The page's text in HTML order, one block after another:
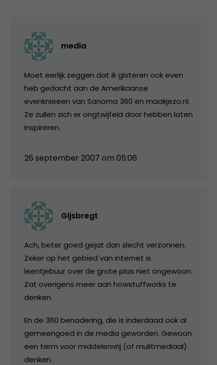
media
Moet eerlijk zeggen dat ik gisteren ook even
heb gedacht aan de Amerikaanse
evenknieeen van Sanoma 360 en maakjezo.nl.
Ze zullen zich er ongtwijfeld door hebben laten
inspireren.
26 september 2007 om 05:06
Gijsbregt
Ach, beter goed gejat dan slecht verzonnen.
Zeker op het gebied van internet is
leentjebuur over de grote plas niet ongewoon.
Zat overigens meer aan howstuffworks te
denken.
En de 360 benadering, die is inderdaad ook al
gemeengoed in de media geworden. Gewoon
een term voor middelenvrij (of mulitmediaal)
denken.